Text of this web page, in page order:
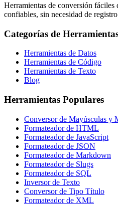
Herramientas de conversión fáciles
confiables, sin necesidad de
Categorías de
Herramientas de Datos
Herramientas de Código
Herramientas de Texto
Blog
Herramientas Populares
Conversor de Mayúsculas y
Formateador de HTML
Formateador de JavaScript
Formateador de JSON
Formateador de Markdown
Formateador de Slugs
Formateador de SQL
Inversor de Texto
Conversor de Tipo Título
Formateador de XML